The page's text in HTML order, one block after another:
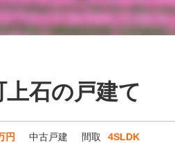
上石の戸建て
円 中古戸建 間取 4SLDK